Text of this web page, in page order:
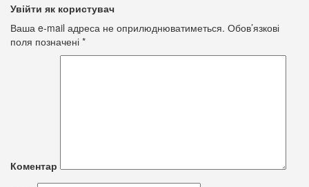
Увійти як користувач
Ваша e-mail адреса не оприлюднюватиметься. Обов’язкові
поля позначені *
Коментар